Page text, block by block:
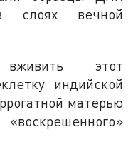
слоях вечной
этот
индийской
матерью